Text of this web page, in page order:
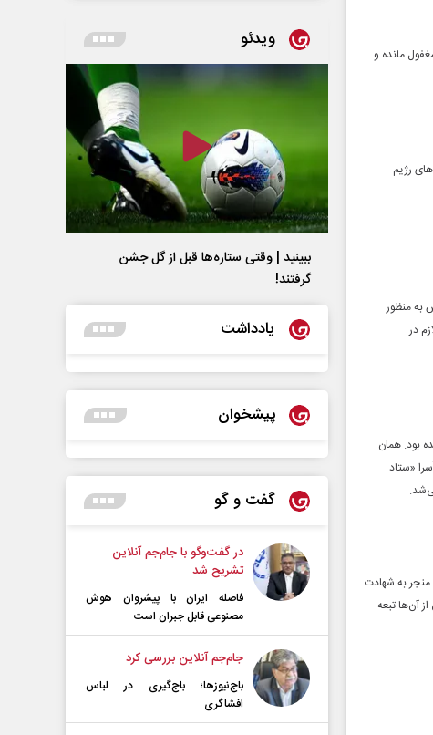
مانده و
رژیم
به منظور
در
بود. همان
«ستاد
منجر به شهادت
از آن‌ها تبعه
ویدئو
ببینید | وقتی ستاره‌ها قبل از گل جشن
گرفتند!
یادداشت
پیشخوان
گفت و گو
در گفت‌و‌گو با جام‌جم آنلاین
تشریح شد
فاصله ایران با پیشرو‌ان هوش
مصنوعی قابل جبران است
جام‌جم آنلاین بررسی کرد
باج‌نیوزها؛ باج‌گیری در لباس
افشاگری